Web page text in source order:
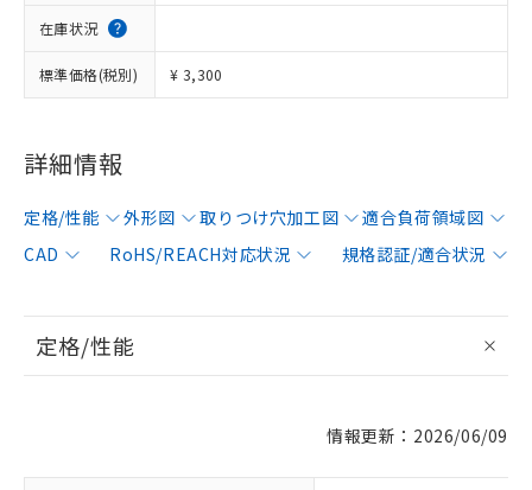
在庫状況
標準価格(税別) ¥ 3,300
詳細情報
定格/性能 外形図 取りつけ穴加工図
適合負荷領域図
CAD
RoHS/REACH対応状況 規格認証/適合状況
定格/性能
情報更新：2026/06/09